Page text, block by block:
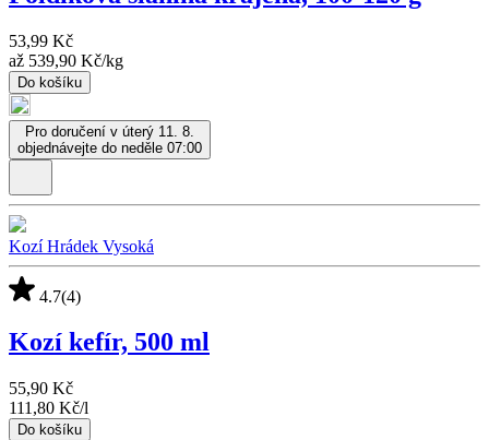
53,99 Kč
až 539,90 Kč/kg
Do košíku
Pro doručení v úterý 11. 8.
objednávejte do neděle 07:00
Kozí Hrádek Vysoká
4.7(4)
Kozí kefír, 500 ml
55,90 Kč
111,80 Kč/l
Do košíku